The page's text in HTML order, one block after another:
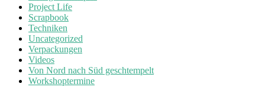
Project Life
Scrapbook
Techniken
Uncategorized
Verpackungen
Videos
Von Nord nach Süd geschtempelt
Workshoptermine